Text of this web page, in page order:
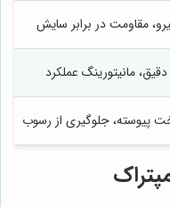
مقاومت در برابر سایش
مانیتورینگ عملکرد
پیوسته، جلوگیری از رسوب